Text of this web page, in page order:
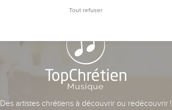
Des artistes chrétiens à découvrir ou redécouvrir !
Tout refuser